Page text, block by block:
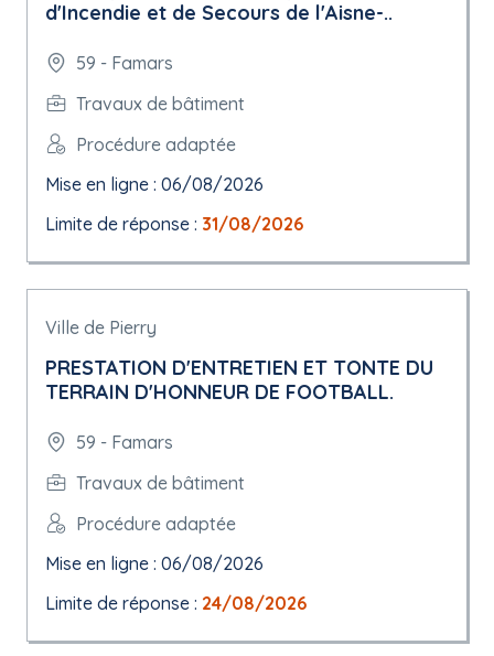
d'Incendie et de Secours de l'Aisne-..
59 - Famars
Travaux de bâtiment
Procédure adaptée
Mise en ligne : 06/08/2026
Limite de réponse : 31/08/2026
Ville de Pierry
PRESTATION D'ENTRETIEN ET TONTE DU
TERRAIN D'HONNEUR DE FOOTBALL.
59 - Famars
Travaux de bâtiment
Procédure adaptée
Mise en ligne : 06/08/2026
Limite de réponse : 24/08/2026